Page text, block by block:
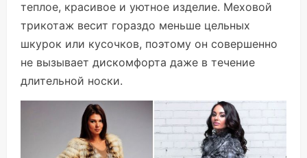
теплое, красивое и уютное изделие. Меховой
трикотаж весит гораздо меньше цельных
шкурок или кусочков, поэтому он совершенно
не вызывает дискомфорта даже в течение
длительной носки.